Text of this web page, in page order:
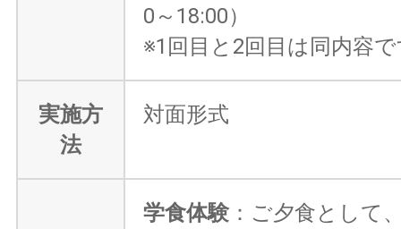
0～18:00）
※1回目と2回目は同内容
実施方
法
対面形式
学食体験：ご夕食として